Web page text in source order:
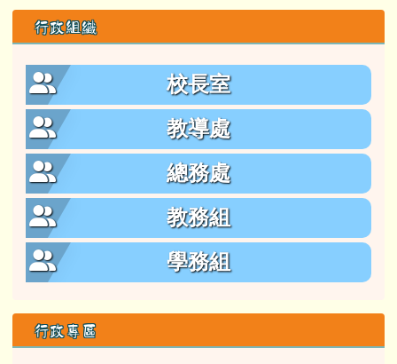
行政組織
校長室
教導處
總務處
教務組
學務組
行政專區